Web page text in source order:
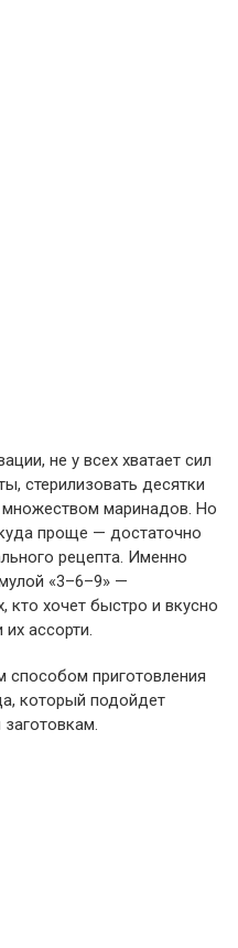
не у всех хватает сил
стерилизовать десятки
множеством маринадов. Но
проще — достаточно
рецепта. Именно
«3–6–9» —
кто хочет быстро и вкусно
ассорти.
способом приготовления
который подойдет